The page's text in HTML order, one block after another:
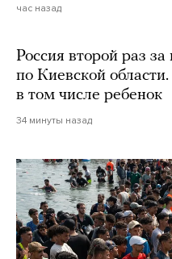
час назад
Россия второй раз
по Киевской
в том числе ребенок
34 минуты назад